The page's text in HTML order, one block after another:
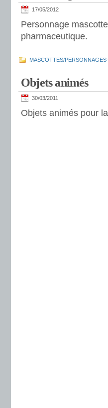
17/05/2012
Personnage
pharmaceutique.
MASCOTTES/
Objets animés
30/03/2011
Objets animés pour